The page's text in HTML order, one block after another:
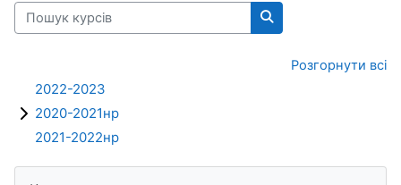
Пошук курсів
Пошук курсів
Розгорнути всі
2022-2023
2020-2021нр
2021-2022нр
Блоки